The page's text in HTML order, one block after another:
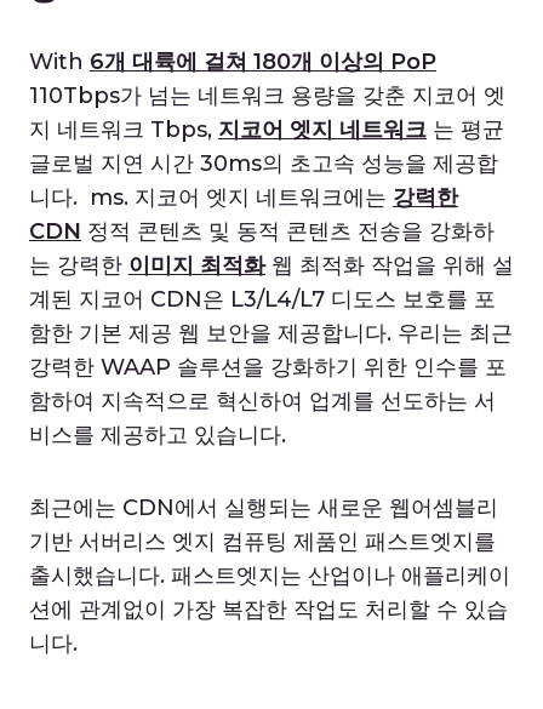
With 6개 대륙에 걸쳐 180개 이상의 PoP
110Tbps가 넘는 네트워크 용량을 갖춘 지코어 엣
지 네트워크 Tbps, 지코어 엣지 네트워크 는 평균
글로벌 지연 시간 30ms의 초고속 성능을 제공합
니다. ms. 지코어 엣지 네트워크에는 강력한
CDN 정적 콘텐츠 및 동적 콘텐츠 전송을 강화하
는 강력한 이미지 최적화웹 최적화 작업을 위해 설
계된 지코어 CDN은 L3/L4/L7 디도스 보호를 포
함한 기본 제공 웹 보안을 제공합니다. 우리는 최근
강력한 WAAP 솔루션을 강화하기 위한 인수를 포
함하여 지속적으로 혁신하여 업계를 선도하는 서
비스를 제공하고 있습니다.
최근에는 CDN에서 실행되는 새로운 웹어셈블리
기반 서버리스 엣지 컴퓨팅 제품인 패스트엣지를
출시했습니다. 패스트엣지는 산업이나 애플리케이
션에 관계없이 가장 복잡한 작업도 처리할 수 있습
니다.